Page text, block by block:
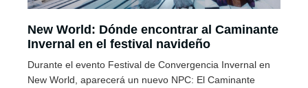
New World: Dónde encontrar al Caminante
Invernal en el festival navideño
Durante el evento Festival de Convergencia Invernal en
New World, aparecerá un nuevo NPC: El Caminante